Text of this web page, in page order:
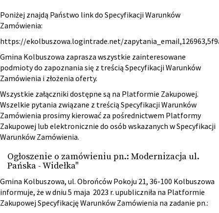
Poniżej znajdą Państwo link do Specyfikacji Warunków
Zamówienia:
https://ekolbuszowa.logintrade.net/
Gmina Kolbuszowa zaprasza wszystkie zainteresowane
podmioty do zapoznania się z treścią Specyfikacji Warunków
Zamówienia i złożenia oferty.
Wszystkie załączniki dostępne są na Platformie Zakupowej.
Wszelkie pytania związane z treścią Specyfikacji Warunków
Zamówienia prosimy kierować za pośrednictwem Platformy
Zakupowej lub elektronicznie do osób wskazanych w Specyfikacji
Warunków Zamówienia.
Ogłoszenie o zamówieniu pn.: Modernizacja ul.
Pańska - Widełka"
Gmina Kolbuszowa, ul. Obrońców Pokoju 21, 36-100 Kolbuszowa
informuje, że w dniu 5 maja 2023 r. upubliczniła na Platformie
Zakupowej Specyfikację Warunków Zamówienia na zadanie pn.: